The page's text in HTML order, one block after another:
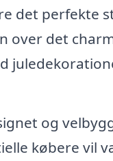
det perfekte
over det
og
købere vil